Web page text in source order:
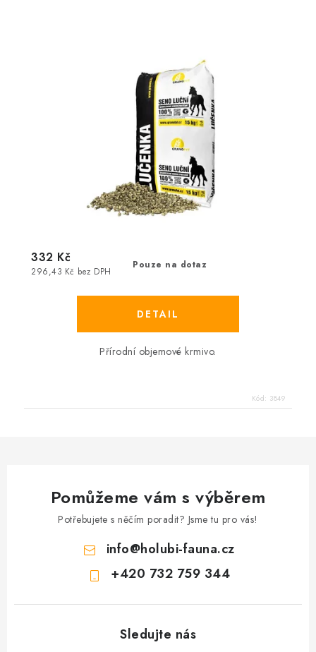
Pouze na dotaz
296,43 Kč bez DPH
332 Kč
Přírodní objemové krmivo.
Kód: 3849
Pomůžeme vám s výběrem
Potřebujete s něčím poradit? Jsme tu pro vás!
info@holubi-fauna.cz
+420 732 759 344